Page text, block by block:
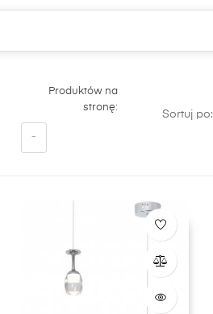
Produktów na
stronę:
-
Sortuj po: